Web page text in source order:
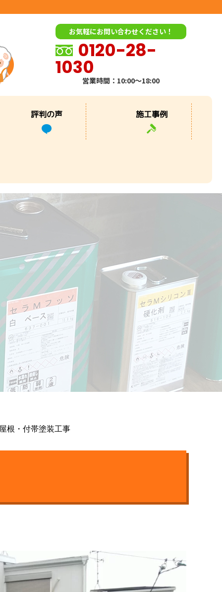
お気軽にお問い合わせください！
0120-28-
1030
営業時間：10:00～18:00
評判の声 施工事例
・付帯塗装工事